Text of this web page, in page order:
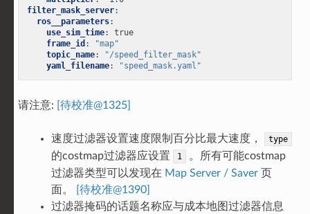
filter_mask_server:
ros__parameters:
use_sim_time:
true
frame_id :
"map"
topic_name:
"/speed_filter_mask"
yaml_filename: "speed_mask.yaml"
请注意: [待校准@1325]
速度过滤器设置速度限制百分比最大速度， type
的costmap过滤器应设置 1
。所有可能costmap
过滤器类型可以发现在 Map Server / Saver页
面。
[待校准@1390]
过滤器掩码的话题名称应与成本地图过滤器信息